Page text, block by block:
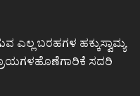
ಎಲ್ಲ ಬರಹಗಳ ಹಕ್ಕುಸ್ವಾಮ್ಯ
ಸದರಿ